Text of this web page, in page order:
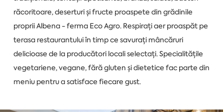
răcoritoare, deserturi și fructe proaspete din grădinile
proprii Albena - ferma Eco Agro. Respirați aer proaspăt pe
terasa restaurantului în timp ce savurați mâncăruri
delicioase de la producători locali selectați. Specialitățile
vegetariene, vegane, fără gluten și dietetice fac parte din
meniu pentru a satisface fiecare gust.